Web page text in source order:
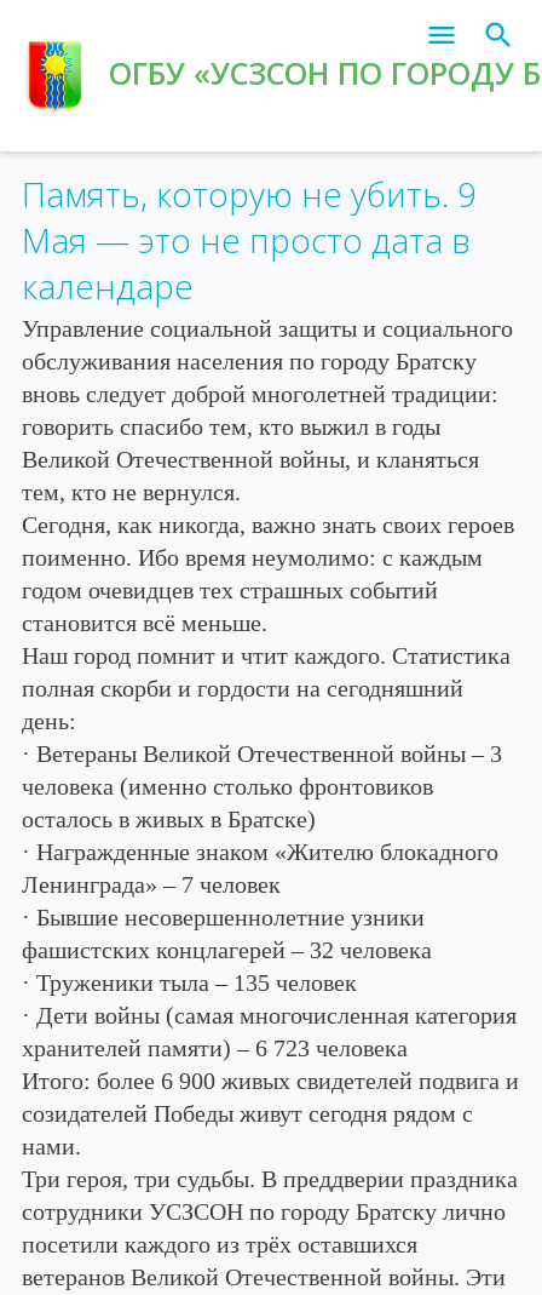
ОГБУ «УСЗСОН ПО ГОРОДУ
Главная
Память, которую не убить. 9
Мая — это не просто дата в
календаре
Управление социальной защиты и социального
обслуживания населения по городу Братску
вновь следует доброй многолетней традиции:
говорить спасибо тем, кто выжил в годы
Великой Отечественной войны, и кланяться
тем, кто не вернулся.
Сегодня, как никогда, важно знать своих героев
поименно. Ибо время неумолимо: с каждым
годом очевидцев тех страшных событий
становится всё меньше.
Наш город помнит и чтит каждого. Статистика
полная скорби и гордости на сегодняшний
день:
· Ветераны Великой Отечественной войны – 3
человека (именно столько фронтовиков
осталось в живых в Братске)
· Награжденные знаком «Жителю блокадного
Ленинграда» – 7 человек
· Бывшие несовершеннолетние узники
фашистских концлагерей – 32 человека
· Труженики тыла – 135 человек
· Дети войны (самая многочисленная категория
хранителей памяти) – 6 723 человека
Итого: более 6 900 живых свидетелей подвига и
созидателей Победы живут сегодня рядом с
нами.
Три героя, три судьбы. В преддверии праздника
сотрудники УСЗСОН по городу Братску лично
посетили каждого из трёх оставшихся
ветеранов Великой Отечественной войны. Эти